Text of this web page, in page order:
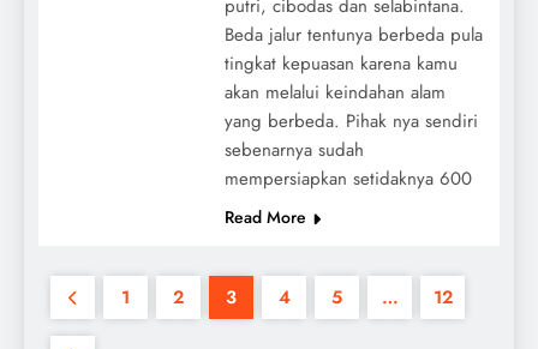
putri, cibodas dan selabintana.
Beda jalur tentunya berbeda pula
tingkat kepuasan karena kamu
akan melalui keindahan alam
yang berbeda. Pihak nya sendiri
sebenarnya sudah
mempersiapkan setidaknya 600
Read More
1 2 3 4 5 … 12